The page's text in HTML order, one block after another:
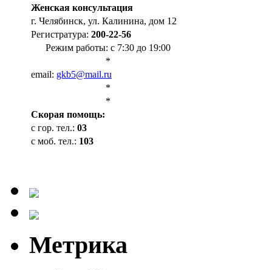
Женская консультация
г. Челябинск, ул. Калинина, дом 12
Регистратура: 200-22-56
Режим работы: с 7:30 до 19:00
*
email: gkb5@mail.ru
*
*
Cкорая помощь:
с гор. тел.: 03
с моб. тел.: 103
Метрика